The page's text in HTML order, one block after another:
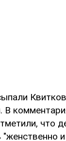
В
что
и